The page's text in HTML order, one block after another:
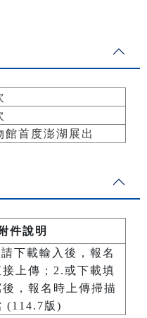
首度澎湖展出
件說明
下載輸入後，報名
接上傳；2.或下載填
後，報名時上傳掃描
(114.7版)